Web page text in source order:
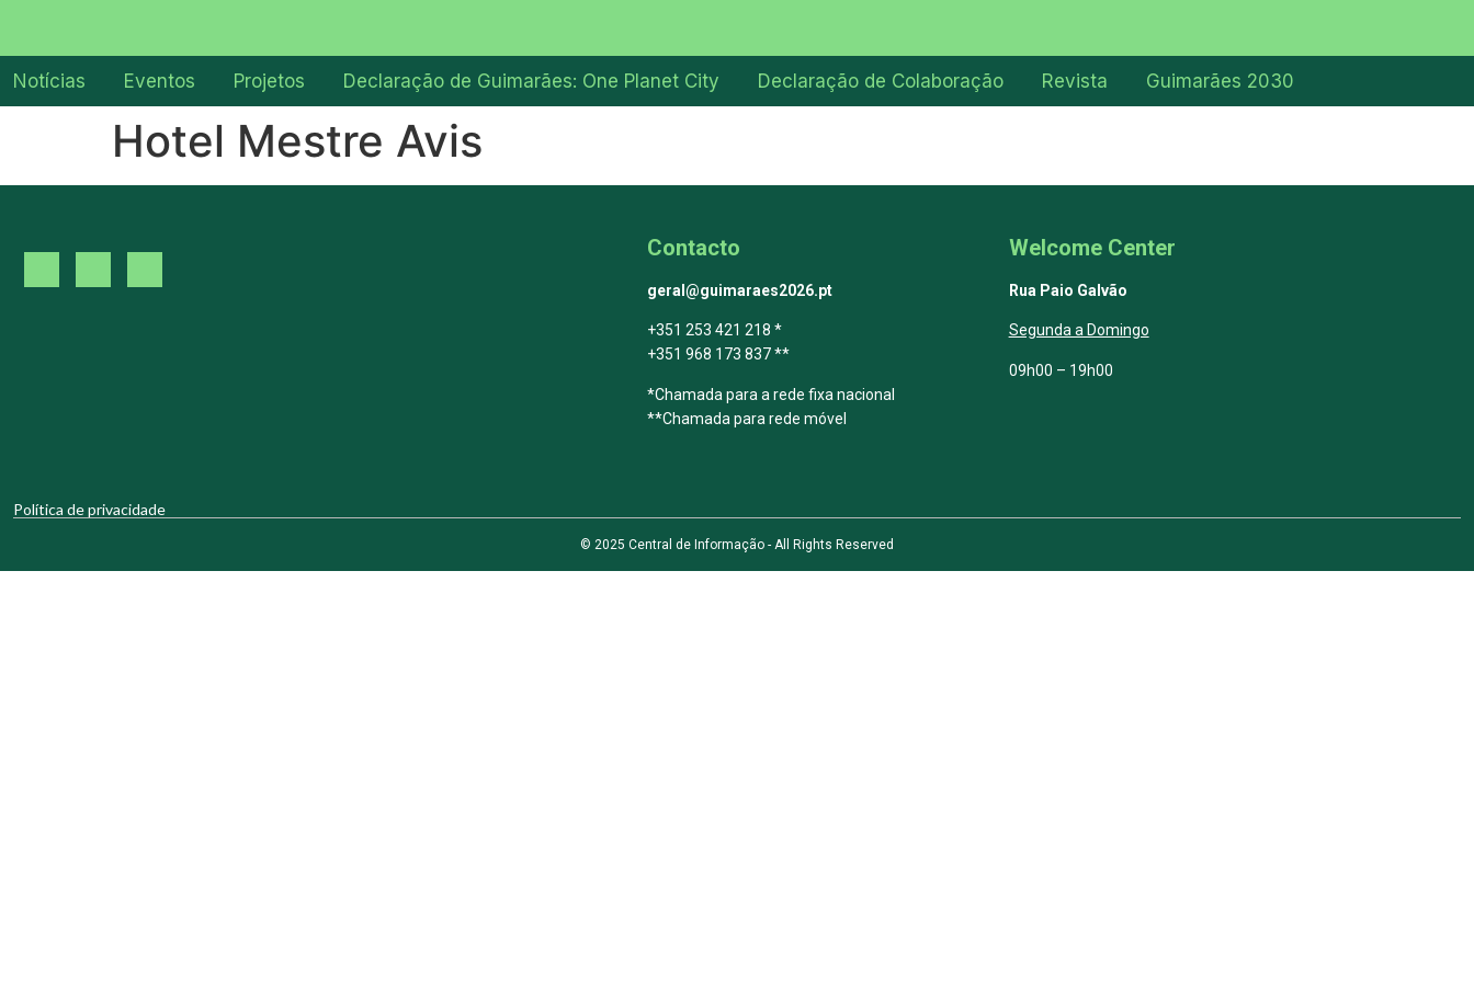
Notícias Eventos Projetos Declaração de Guimarães: One Planet City Declaração de Colaboração Revista Guimarães 2030
Hotel Mestre Avis
Contacto
geral@guimaraes2026.pt
+351 253 421 218 *
+351 968 173 837 **
*Chamada para a rede fixa nacional
**Chamada para rede móvel
Welcome Center
Rua Paio Galvão
Segunda a Domingo
09h00 – 19h00
Política de privacidade
© 2025 Central de Informação - All Rights Reserved